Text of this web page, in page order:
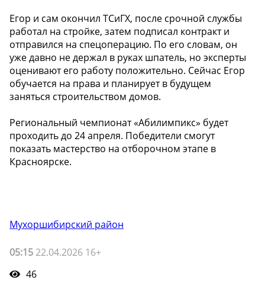
Егор и сам окончил ТСиГХ, после срочной службы
работал на стройке, затем подписал контракт и
отправился на спецоперацию. По его словам, он
уже давно не держал в руках шпатель, но эксперты
оценивают его работу положительно. Сейчас Егор
обучается на права и планирует в будущем
заняться строительством домов.
Региональный чемпионат «Абилимпикс» будет
проходить до 24 апреля. Победители смогут
показать мастерство на отборочном этапе в
Красноярске.
Мухоршибирский район
05:15 22.04.2026 16+
46